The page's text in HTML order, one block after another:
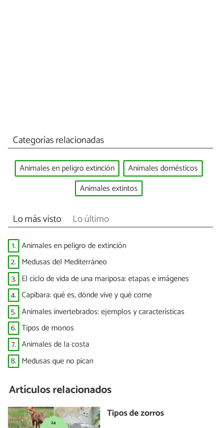
Categorías relacionadas
Animales en peligro extinción
Animales domésticos
Animales extintos
Lo más visto Lo último
1. Animales en peligro de extinción
2. Medusas del Mediterráneo
3. El ciclo de vida de una mariposa: etapas e imágenes
4. Capibara: qué es, dónde vive y qué come
5. Animales invertebrados: ejemplos y características
6. Tipos de monos
7. Animales de la costa
8. Medusas que no pican
Artículos relacionados
Tipos de zorros